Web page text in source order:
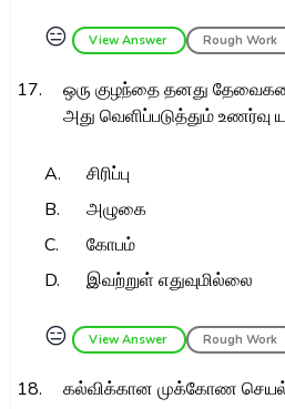
😑 View Answer Rough Work
17.
ஒரு குழந்தை தனது
அது வெளிப்படுத்தும் உணர்வு
A.
சிரிப்பு
B.
அழுகை
C.
கோபம்
D.
இவற்றுள் எதுவுமில்லை
😑 View Answer Rough Work
18. கல்விக்கான முக்கோண